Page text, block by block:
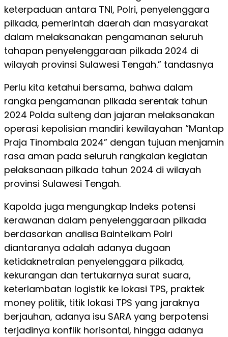
keterpaduan antara TNI, Polri, penyelenggara
pilkada, pemerintah daerah dan masyarakat
dalam melaksanakan pengamanan seluruh
tahapan penyelenggaraan pilkada 2024 di
wilayah provinsi Sulawesi Tengah.” tandasnya
Perlu kita ketahui bersama, bahwa dalam
rangka pengamanan pilkada serentak tahun
2024 Polda sulteng dan jajaran melaksanakan
operasi kepolisian mandiri kewilayahan “Mantap
Praja Tinombala 2024” dengan tujuan menjamin
rasa aman pada seluruh rangkaian kegiatan
pelaksanaan pilkada tahun 2024 di wilayah
provinsi Sulawesi Tengah.
Kapolda juga mengungkap Indeks potensi
kerawanan dalam penyelenggaraan pilkada
berdasarkan analisa Baintelkam Polri
diantaranya adalah adanya dugaan
ketidaknetralan penyelenggara pilkada,
kekurangan dan tertukarnya surat suara,
keterlambatan logistik ke lokasi TPS, praktek
money politik, titik lokasi TPS yang jaraknya
berjauhan, adanya isu SARA yang berpotensi
terjadinya konflik horisontal, hingga adanya